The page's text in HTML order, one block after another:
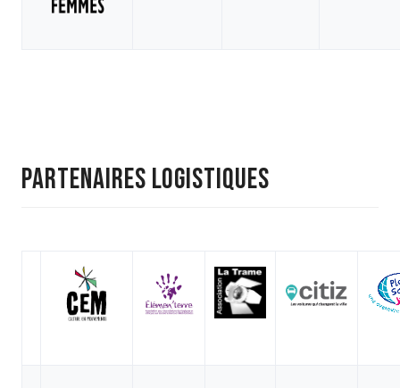
PARTENAIRES LOGISTIQUES